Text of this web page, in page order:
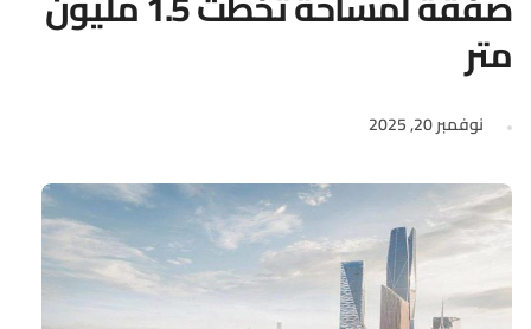
متر
نوفمبر 20, 2025